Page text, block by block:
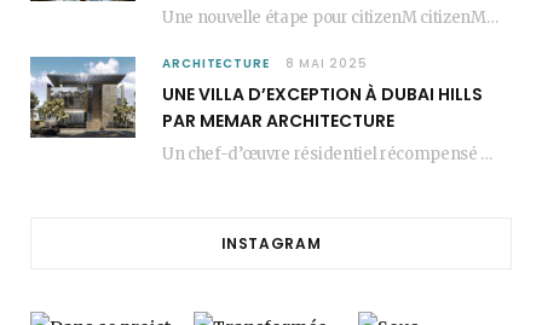
Une nouvelle étape pour citizenM citizenM racheté par Marriott, c’est une annonce qui marque un…
ARCHITECTURE 8 MAI 2025
UNE VILLA D’EXCEPTION À DUBAI HILLS
PAR MEMAR ARCHITECTURE
Un chef-d’œuvre résidentiel récompensé MEMAR Architecture, agence renommée basée à Dubaï, présente aujourd’hui sa dernière…
INSTAGRAM